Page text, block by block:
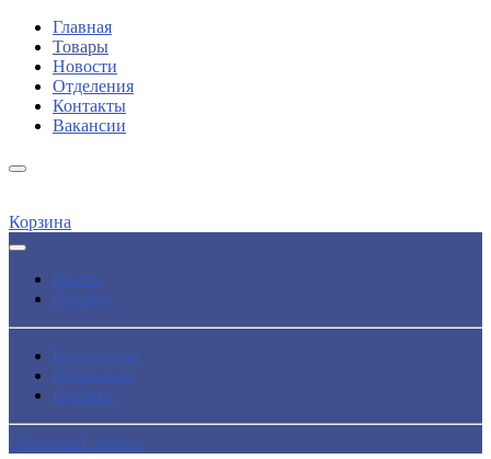
Главная
Товары
Новости
Отделения
Контакты
Вакансии
Корзина
Поиск
Каталог
Просмотры
Избранное
Корзина
Обратный звонок